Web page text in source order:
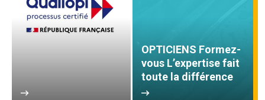
OPTICIENS Formez-
vous L’expertise fait
toute la différence